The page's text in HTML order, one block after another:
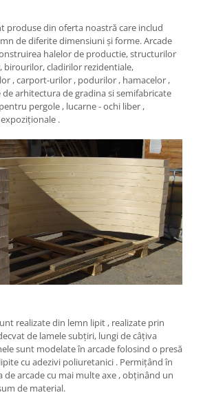
produse din oferta noastră care includ
de diferite dimensiuni și forme. Arcade
halelor de productie, structurilor
birourilor, cladirilor rezidentiale,
, carport-urilor , podurilor , hamacelor ,
arhitectura de gradina si semifabricate
pergole , lucarne - ochi liber ,
.
realizate din lemn lipit , realizate prin
de lamele subțiri, lungi de câțiva
sunt modelate în arcade folosind o presă
cu adezivi poliuretanici . Permițând în
de arcade cu mai multe axe , obținând un
de material.